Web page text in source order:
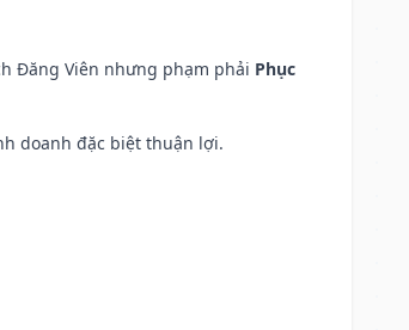
Đăng Viên nhưng phạm phải Phục
doanh đặc biệt thuận lợi.